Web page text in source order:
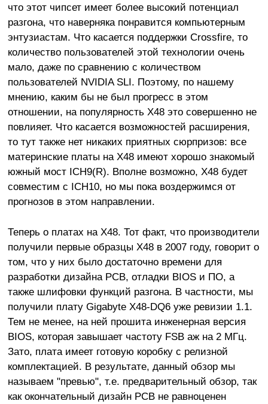
что этот чипсет имеет более высокий потенциал
разгона, что наверняка понравится компьютерным
энтузиастам. Что касается поддержки Crossfire, то
количество пользователей этой технологии очень
мало, даже по сравнению с количеством
пользователей NVIDIA SLI. Поэтому, по нашему
мнению, каким бы не был прогресс в этом
отношении, на популярность X48 это совершенно не
повлияет. Что касается возможностей расширения,
то тут также нет никаких приятных сюрпризов: все
материнские платы на X48 имеют хорошо знакомый
южный мост ICH9(R). Вполне возможно, X48 будет
совместим с ICH10, но мы пока воздержимся от
прогнозов в этом направлении.
Теперь о платах на X48. Тот факт, что производители
получили первые образцы X48 в 2007 году, говорит о
том, что у них было достаточно времени для
разработки дизайна PCB, отладки BIOS и ПО, а
также шлифовки функций разгона. В частности, мы
получили плату Gigabyte X48-DQ6 уже ревизии 1.1.
Тем не менее, на ней прошита инженерная версия
BIOS, которая завышает частоту FSB аж на 2 МГц.
Зато, плата имеет готовую коробку с релизной
комплектацией. В результате, данный обзор мы
называем "превью", т.е. предварительный обзор, так
как окончательный дизайн PCB не равноценен